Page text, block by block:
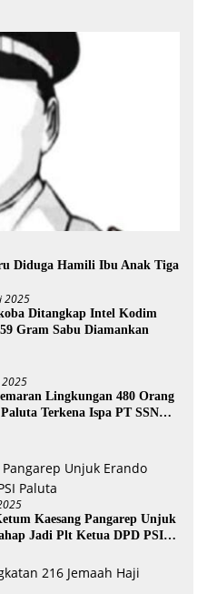
Diduga Hamili Ibu Anak Tiga
2025
Ditangkap Intel Kodim
Gram Sabu Diamankan
2025
Lingkungan 480 Orang
Terkena Ispa PT SSN
Kaesang Pangarep Unjuk
Jadi Plt Ketua DPD PSI